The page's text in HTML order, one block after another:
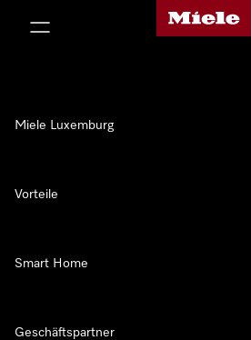
Miele-Homepage
Miele Luxemburg
Vorteile
Smart Home
Geschäftspartner